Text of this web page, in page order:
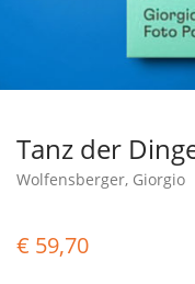
Tanz der
Wolfensberger, Giorgio
€ 59,70